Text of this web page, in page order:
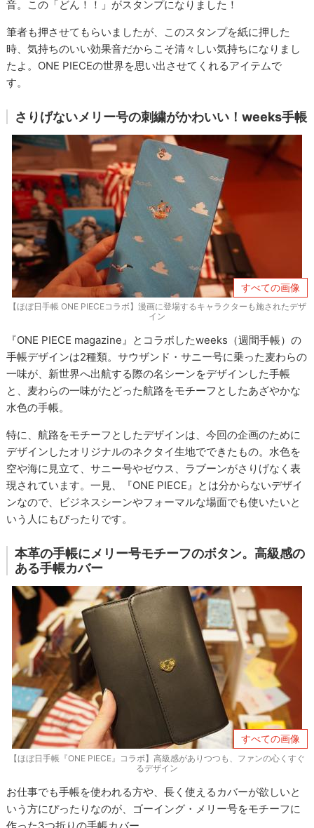
音。この「どん！！」がスタンプになりました！
筆者も押させてもらいましたが、このスタンプを紙に押した
時、気持ちのいい効果音だからこそ清々しい気持ちになりまし
たよ。ONE PIECEの世界を思い出させてくれるアイテムで
す。
さりげないメリー号の刺繍がかわいい！weeks手帳
すべての画像
【ほぼ日手帳 ONE PIECEコラボ】漫画に登場するキャラクターも施されたデザ
イン
『ONE PIECE magazine』とコラボしたweeks（週間手帳）の
手帳デザインは2種類。サウザンド・サニー号に乗った麦わらの
一味が、新世界へ出航する際の名シーンをデザインした手帳
と、麦わらの一味がたどった航路をモチーフとしたあざやかな
水色の手帳。
特に、航路をモチーフとしたデザインは、今回の企画のために
デザインしたオリジナルのネクタイ生地でできたもの。水色を
空や海に見立て、サニー号やゼウス、ラブーンがさりげなく表
現されています。一見、『ONE PIECE』とは分からないデザイ
ンなので、ビジネスシーンやフォーマルな場面でも使いたいと
いう人にもぴったりです。
本革の手帳にメリー号モチーフのボタン。高級感の
ある手帳カバー
すべての画像
【ほぼ日手帳『ONE PIECE』コラボ】高級感がありつつも、ファンの心くすぐ
るデザイン
お仕事でも手帳を使われる方や、長く使えるカバーが欲しいと
いう方にぴったりなのが、ゴーイング・メリー号をモチーフに
作った3つ折りの手帳カバー。